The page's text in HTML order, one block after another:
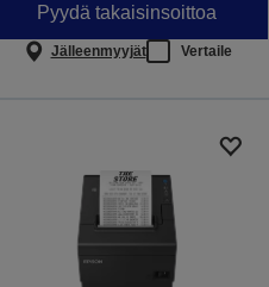
Pyydä takaisinsoittoa
Jälleenmyyjät Vertaile